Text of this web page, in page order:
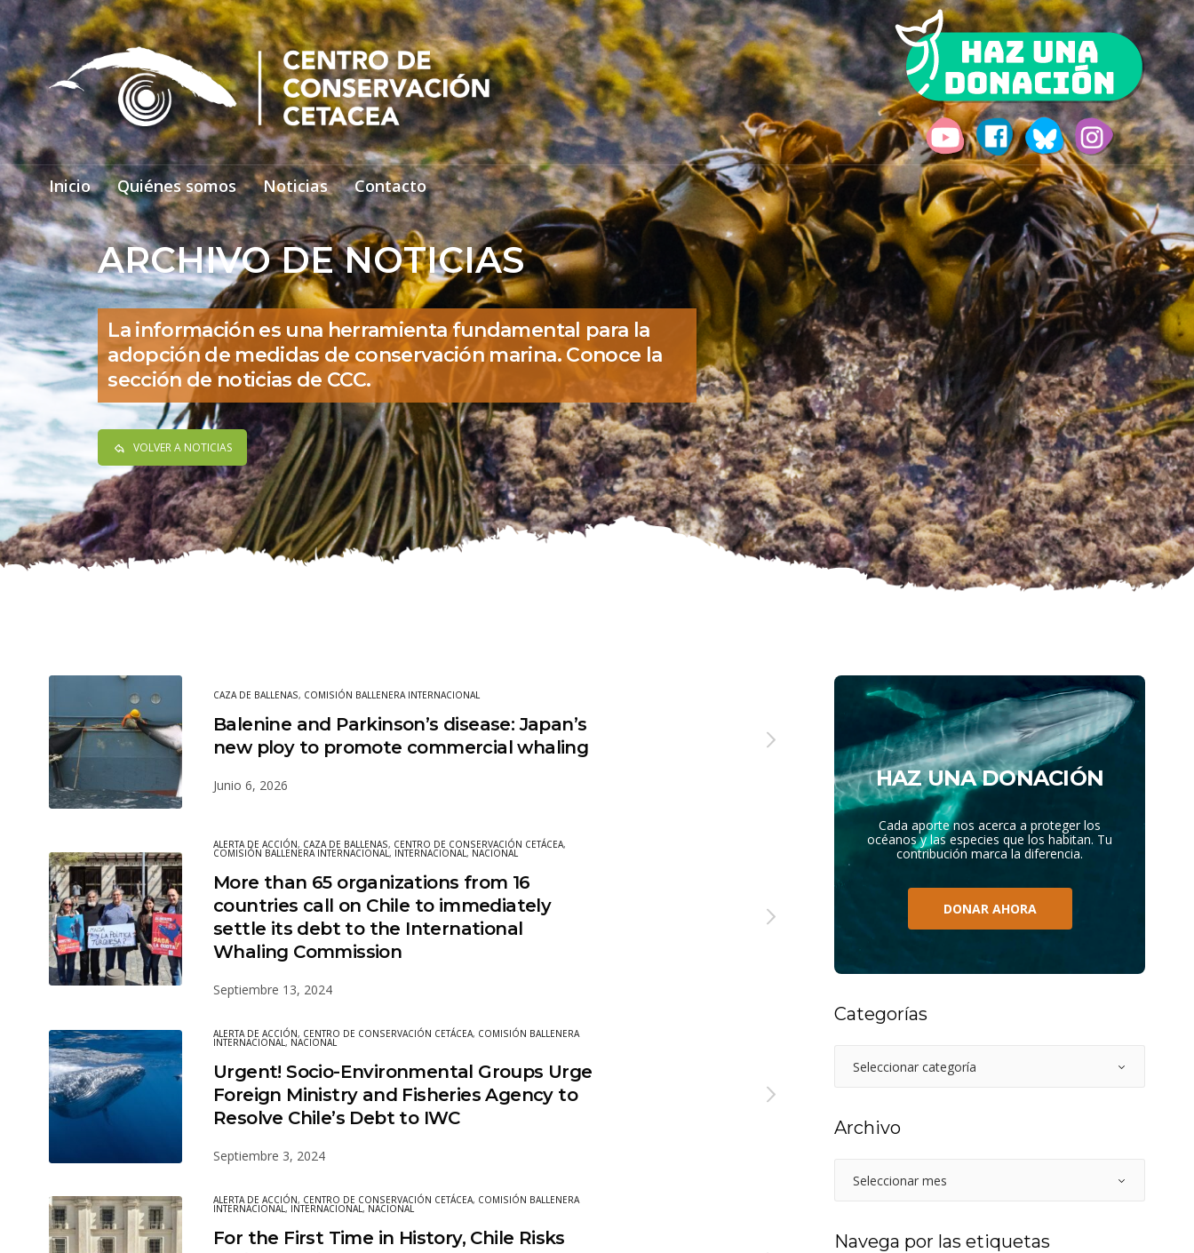
ARCHIVO DE NOTICIAS
La información es una herramienta fundamental para la
adopción de medidas de conservación marina. Conoce la
sección de noticias de CCC.
VOLVER A NOTICIAS
Inicio Quiénes somos Noticias Contacto
CAZA DE BALLENAS, COMISIÓN BALLENERA INTERNACIONAL
Balenine and Parkinson’s disease: Japan’s
new ploy to promote commercial whaling
Junio 6, 2026
ALERTA DE ACCIÓN, CAZA DE BALLENAS, CENTRO DE CONSERVACIÓN CETÁCEA,
COMISIÓN BALLENERA INTERNACIONAL, INTERNACIONAL, NACIONAL
More than 65 organizations from 16
countries call on Chile to immediately
settle its debt to the International
Whaling Commission
Septiembre 13, 2024
ALERTA DE ACCIÓN, CENTRO DE CONSERVACIÓN CETÁCEA, COMISIÓN BALLENERA
INTERNACIONAL, NACIONAL
Urgent! Socio-Environmental Groups Urge
Foreign Ministry and Fisheries Agency to
Resolve Chile’s Debt to IWC
Septiembre 3, 2024
ALERTA DE ACCIÓN, CENTRO DE CONSERVACIÓN CETÁCEA, COMISIÓN BALLENERA
INTERNACIONAL, INTERNACIONAL, NACIONAL
For the First Time in History, Chile Risks
HAZ UNA DONACIÓN
Cada aporte nos acerca a proteger los
océanos y las especies que los habitan. Tu
contribución marca la diferencia.
DONAR AHORA
Categorías
Archivo
Navega por las etiquetas